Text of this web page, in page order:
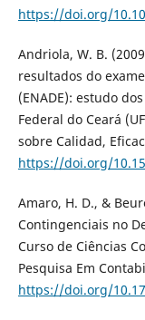
https://doi.org/
Andriola, W. B.
resultados do
(ENADE): estudo
Federal do Ceará
sobre Calidad,
https://doi.org/
Amaro, H. D., &
Contingenciais no
Curso de Ciências
Pesquisa Em
https://doi.org/